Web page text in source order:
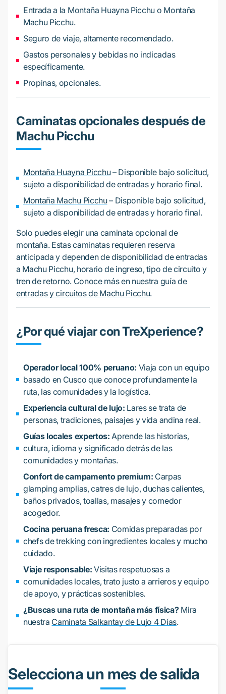
Entrada a la Montaña Huayna Picchu o Montaña
Machu Picchu.
Seguro de viaje, altamente recomendado.
Gastos personales y bebidas no indicadas
específicamente.
Propinas, opcionales.
Caminatas opcionales después de
Machu Picchu
Montaña Huayna Picchu– Disponible bajo solicitud,
sujeto a disponibilidad de entradas y horario final.
Montaña Machu Picchu– Disponible bajo solicitud,
sujeto a disponibilidad de entradas y horario final.
Solo puedes elegir una caminata opcional de
montaña. Estas caminatas requieren reserva
anticipada y dependen de disponibilidad de entradas
a Machu Picchu, horario de ingreso, tipo de circuito y
tren de retorno. Conoce más en nuestra guía de
entradas y circuitos de Machu Picchu.
¿Por qué viajar con TreXperience?
Operador local 100% peruano: Viaja con un equipo
basado en Cusco que conoce profundamente la
ruta, las comunidades y la logística.
Experiencia cultural de lujo: Lares se trata de
personas, tradiciones, paisajes y vida andina real.
Guías locales expertos: Aprende las historias,
cultura, idioma y significado detrás de las
comunidades y montañas.
Confort de campamento premium: Carpas
glamping amplias, catres de lujo, duchas calientes,
baños privados, toallas, masajes y comedor
acogedor.
Cocina peruana fresca: Comidas preparadas por
chefs de trekking con ingredientes locales y mucho
cuidado.
Viaje responsable: Visitas respetuosas a
comunidades locales, trato justo a arrieros y equipo
de apoyo, y prácticas sostenibles.
¿Buscas una ruta de montaña más física?Mira
nuestra Caminata Salkantay de Lujo 4 Días.
Selecciona un mes de salida